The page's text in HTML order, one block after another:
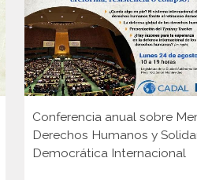
Conferencia anual sobre
Derechos Humanos y
Democrática Internacional